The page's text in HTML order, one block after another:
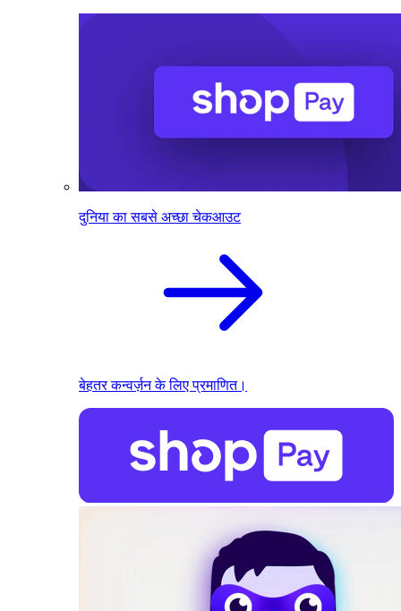
दुनिया का सबसे अच्छा चेकआउट
बेहतर कन्वर्ज़न के लिए प्रमाणित।